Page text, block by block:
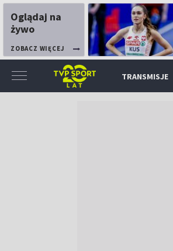
Oglądaj na
żywo
ZOBACZ WIĘCEJ
TRANSMISJE